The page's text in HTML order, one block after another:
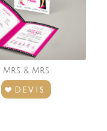
Mrs & Mrs
DEVIS